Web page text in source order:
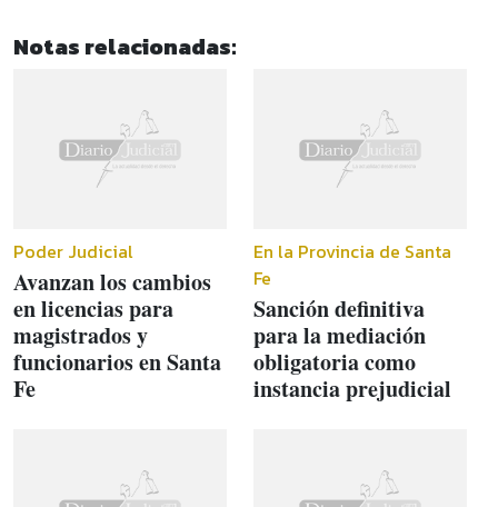
Notas relacionadas:
Poder Judicial
Avanzan los cambios
en licencias para
magistrados y
funcionarios en Santa
Fe
En la Provincia de Santa
Fe
Sanción definitiva
para la mediación
obligatoria como
instancia prejudicial